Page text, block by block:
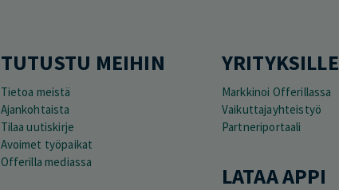
TUTUSTU MEIHIN
Tietoa meistä
Ajankohtaista
Tilaa uutiskirje
Avoimet työpaikat
Offerilla mediassa
YRITYKSILLE
Markkinoi Offerillassa
Vaikuttajayhteistyö
Partneriportaali
LATAA APPI